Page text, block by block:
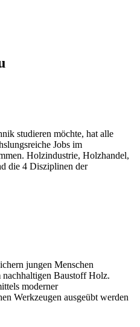
studieren möchte, hat alle
Jobs im
Holzindustrie, Holzhandel,
die 4 Disziplinen der
jungen Menschen
Baustoff Holz.
moderner
Werkzeugen ausgeübt werden